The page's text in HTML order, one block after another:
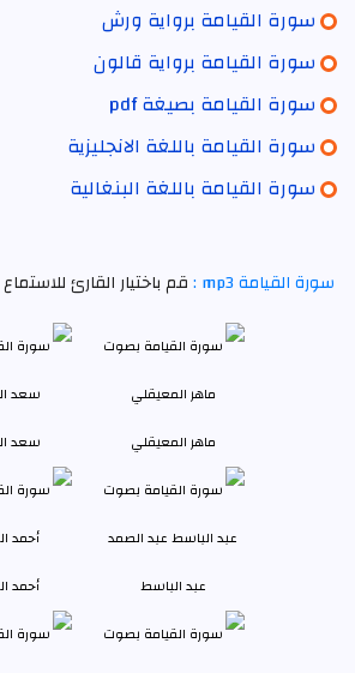
سورة القيامة برواية ورش
سورة القيامة برواية قالون
سورة القيامة بصيغة pdf
سورة القيامة باللغة الانجليزية
سورة القيامة باللغة البنغالية
سورة القيامة mp3 : قم باختيار القارئ
ماهر المعيقلي سعد
عبد الباسط أحمد